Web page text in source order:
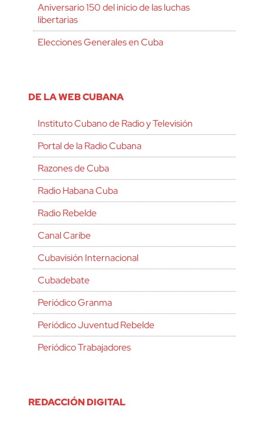
Aniversario 150 del inicio de las luchas
libertarias
Elecciones Generales en Cuba
DE LA WEB CUBANA
Instituto Cubano de Radio y Televisión
Portal de la Radio Cubana
Razones de Cuba
Radio Habana Cuba
Radio Rebelde
Canal Caribe
Cubavisión Internacional
Cubadebate
Periódico Granma
Periódico Juventud Rebelde
Periódico Trabajadores
REDACCIÓN DIGITAL